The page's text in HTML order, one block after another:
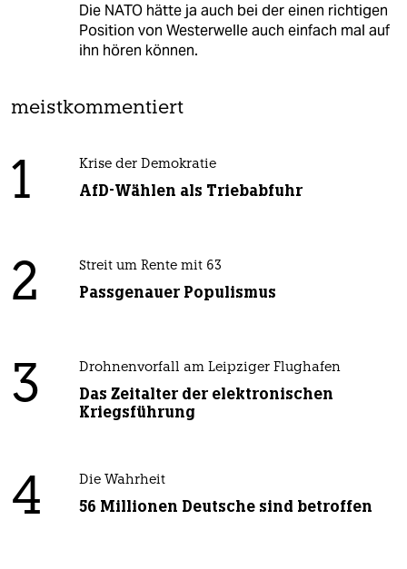
Die NATO hätte ja auch bei der einen richtigen
Position von Westerwelle auch einfach mal auf
ihn hören können.
meistkommentiert
1 Krise der Demokratie
AfD-Wählen als Triebabfuhr
2 Streit um Rente mit 63
Passgenauer Populismus
3 Drohnenvorfall am Leipziger Flughafen
Das Zeitalter der elektronischen
Kriegsführung
4 Die Wahrheit
56 Millionen Deutsche sind betroffen